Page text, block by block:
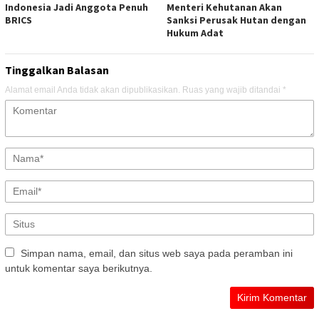
Indonesia Jadi Anggota Penuh
BRICS
Menteri Kehutanan Akan
Sanksi Perusak Hutan dengan
Hukum Adat
Tinggalkan Balasan
Alamat email Anda tidak akan dipublikasikan. Ruas yang wajib ditandai *
Simpan nama, email, dan situs web saya pada peramban ini
untuk komentar saya berikutnya.